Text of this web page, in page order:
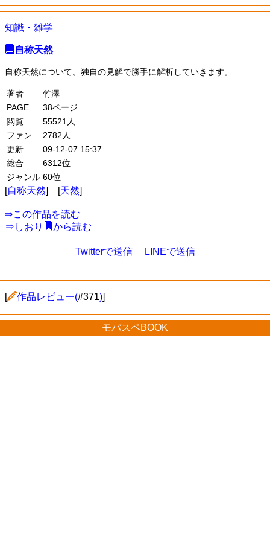
知識・雑学
自称天然
自称天然について。独自の見解で勝手に解析していきます。
著者
竹澤
PAGE
38ページ
閲覧
55521人
ファン
2782人
更新
09-12-07 15:37
総合
6312位
ジャンル 60位
[自称天然] [天然]
⇒この作品を読む
⇒ しおり から読む
Twitterで送信 LINEで送信
[ 作品レビュー(#371)]
モバスペBOOK